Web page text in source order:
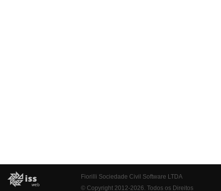
Fiorilli Sociedade Civil Software LTDA
© Copyright 2012-2026. Todos os Direitos